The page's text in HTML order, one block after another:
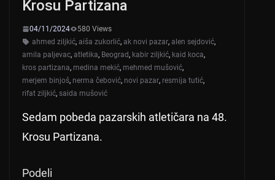
k
Krosu Partizana
04/11/2024
580 Views
ahmed ziljkić, aiša zukorlić, ak novi pazar, alen sejdović,
amila paljevac, atletika, Beograd, kabir ziljkić, kaid koca,
kros partizana, medina mekić, mehmed mušović,
merjem binjoš, nerma čebović, novi pazar, resmija tutić,
rifat ziljkić, saida mušović
Sedam pobeda pazarskih atletičara na 48.
Krosu Partizana.
Podeli